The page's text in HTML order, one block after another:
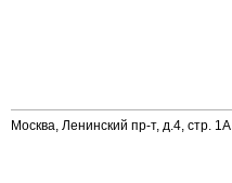
Москва, Ленинский пр-т, д.4, стр. 1А